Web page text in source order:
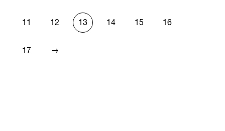
11 12 13 14 15 16
17 →